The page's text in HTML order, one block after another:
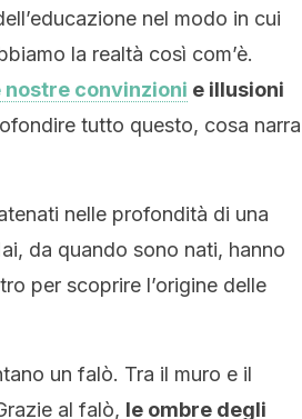
nel modo in cui
la realtà così com’è.
nostre convinzioni e illusioni
tutto questo, cosa narra
nelle profondità di una
da quando sono nati, hanno
per scoprire l’origine delle
un falò. Tra il muro e il
al falò, le ombre degli